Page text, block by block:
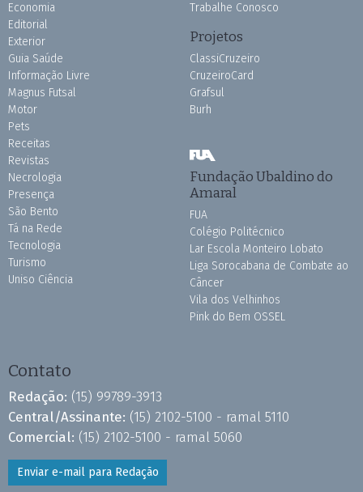
Economia
Editorial
Exterior
Guia Saúde
Informação Livre
Magnus Futsal
Motor
Pets
Receitas
Revistas
Necrologia
Presença
São Bento
Tá na Rede
Tecnologia
Turismo
Uniso Ciência
Trabalhe Conosco
Projetos
ClassiCruzeiro
CruzeiroCard
Grafsul
Burh
Fundação Ubaldino do
Amaral
FUA
Colégio Politécnico
Lar Escola Monteiro Lobato
Liga Sorocabana de Combate ao
Câncer
Vila dos Velhinhos
Pink do Bem OSSEL
Contato
Redação: (15) 99789-3913
Central/Assinante: (15) 2102-5100 - ramal 5110
Comercial: (15) 2102-5100 - ramal 5060
Enviar e-mail para Redação